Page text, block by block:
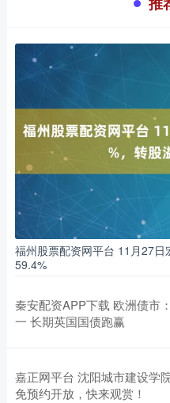
福州股票配资网平台 11月27
59.4%
秦安配资APP下载 欧洲债市
一 长期英国国债跑赢
嘉正网平台 沈阳城市建设学
免预约开放，快来观赏！